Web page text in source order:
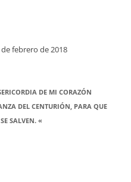
febrero de 2018
DE MI CORAZÓN
DEL CENTURIÓN, PARA QUE
SALVEN. «